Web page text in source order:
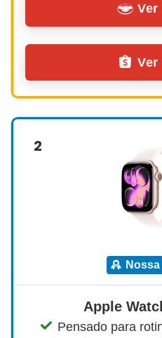
Ver
Ver
2
Apple
Pensado para